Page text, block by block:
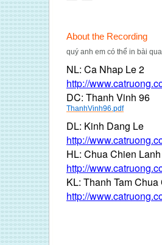
About the Recording
quý anh em có thể in bài
NL: Ca Nhap
http://
DC: Thanh Vinh 96
ThanhVinh96.pdf
DL: Kinh Dang
http://
HL: Chua Chien
http://
KL: Thanh Tam
http://